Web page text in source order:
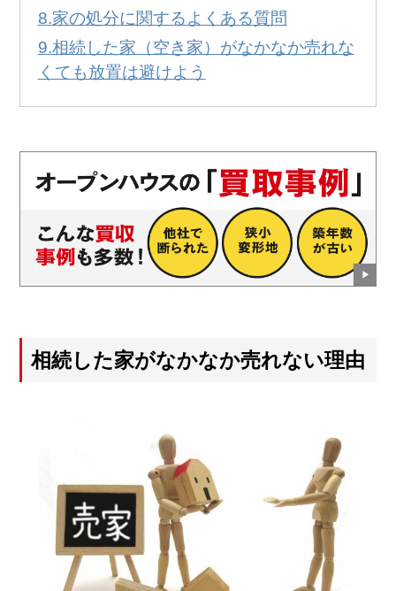
家の処分に関するよくある質問
相続した家（空き家）がなかなか売れな
くても放置は避けよう
相続した家がなかなか売れない理由